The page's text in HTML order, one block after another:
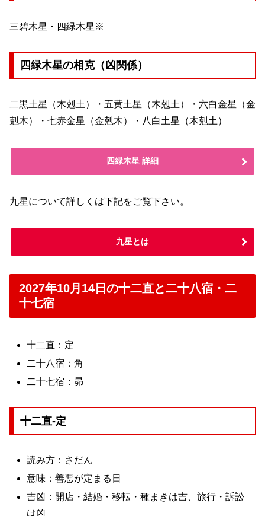
三碧木星・四緑木星※
四緑木星の相克（凶関係）
二黒土星（木剋土）・五黄土星（木剋土）・六白金星（金
剋木）・七赤金星（金剋木）・八白土星（木剋土）
四緑木星 詳細
九星について詳しくは下記をご覧下さい。
九星とは
2027年10月14日の十二直と二十八宿・二
十七宿
十二直：定
二十八宿：角
二十七宿：昴
十二直-定
読み方：さだん
意味：善悪が定まる日
吉凶：開店・結婚・移転・種まきは吉、旅行・訴訟
は凶